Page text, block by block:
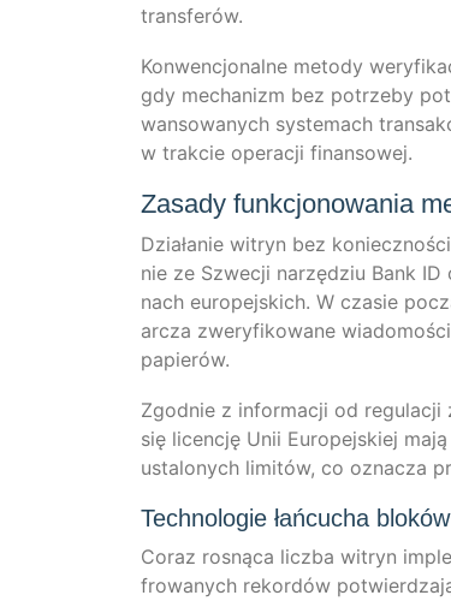
transferów.
Kon­wen­c­jo­nal­ne met­ody
gdy mecha­nizm bez potrze­by
wan­so­wanych sys­tem­ach
w trak­cie ope­rac­ji finansowej.
Zasady funkcjonowania
Działa­nie witryn bez
nie ze Szwec­ji nar­zęd­ziu Bank
nach euro­pe­js­kich. W cza­sie
ar­c­za zwery­fi­kowa­ne
papierów.
Zgod­nie z infor­mac­ji od regu­lac­ji
się licen­c­ję Unii Euro­pe­js­kiej
usta­l­onych limi­tów, co oznac­za
Technologie łańcucha
Coraz ros­ną­ca licz­ba witryn
fro­wanych rekor­dów